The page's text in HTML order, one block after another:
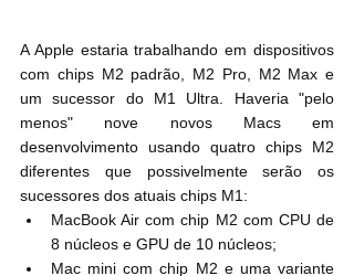
A Apple estaria trabalhando em dispositivos
com chips M2 padrão, M2 Pro, M2 Max e
um sucessor do M1 Ultra. Haveria "pelo
menos" nove novos Macs em
desenvolvimento usando quatro chips M2
diferentes que possivelmente serão os
sucessores dos atuais chips M1:
MacBook Air com chip M2 com CPU de
8 núcleos e GPU de 10 núcleos;
Mac mini com chip M2 e uma variante